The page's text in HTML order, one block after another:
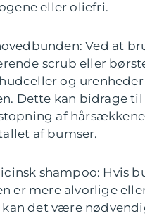
eller oliefri.
Ved at
scrub eller
og urenheder
Dette kan bidrage til
af
af bumser.
shampoo: Hvis
er mere alvorlige
kan det være